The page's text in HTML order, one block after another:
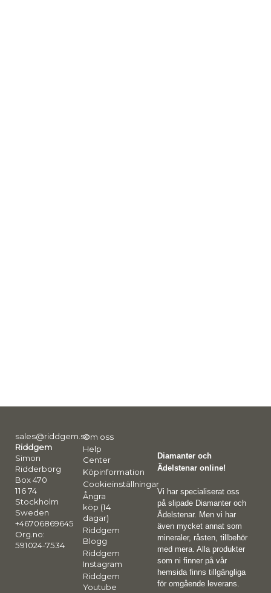
sales@riddgem.se
Riddgem
Simon
Ridderborg
Box 470
116 74
Stockholm
Sweden
+46706869645
Org.no:
591024-7534
Om oss
Help
Center
Köpinformation
Cookieinställningar
Ångra
köp (14
dagar)
Riddgem
Blogg
Riddgem
Instagram
Riddgem
Youtube
Diamanter och
Ädelstenar online!
Vi har specialiserat oss
på slipade Diamanter och
Ädelstenar. Men vi har
även mycket annat som
mineraler, råsten, tillbehör
med mera. Alla produkter
som ni finner på vår
hemsida finns tillgängliga
för omgående leverans.